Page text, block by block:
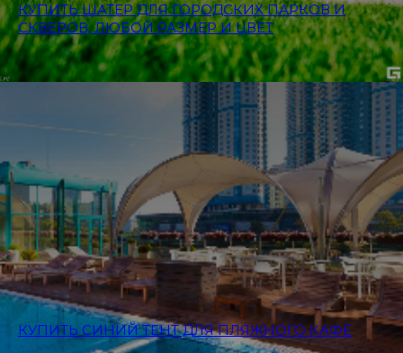
КУПИТЬ ШАТЕР ДЛЯ ГОРОДСКИХ ПАРКОВ И
СКВЕРОВ, ЛЮБОЙ РАЗМЕР И ЦВЕТ
КУПИТЬ СИНИЙ ТЕНТ ДЛЯ ПЛЯЖНОГО КАФЕ